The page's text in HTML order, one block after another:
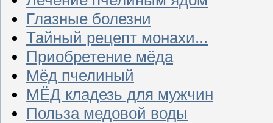
Глазные болезни
Тайный рецепт монахи...
Приобретение мёда
Мёд пчелиный
МЁД кладезь для мужчин
Польза медовой воды